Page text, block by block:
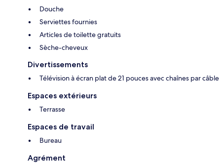
Douche
Serviettes fournies
Articles de toilette gratuits
Sèche-cheveux
Divertissements
Télévision à écran plat de 21 pouces avec chaînes par câble
Espaces extérieurs
Terrasse
Espaces de travail
Bureau
Agrément